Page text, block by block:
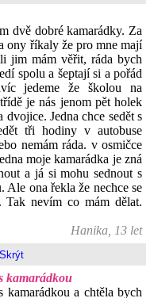
dvě dobré kamarádky. Za
ony říkaly že pro mne mají
jim mám věřit, ráda bych
spolu a šeptají si a pořád
jedeme že školou na
je nás jenom pět holek
Jedna chce sedět s
tři hodiny v autobuse
nemám ráda. v osmičce
moje kamarádka je zná
a já si mohu sednout s
Ale ona řekla že nechce se
Tak nevím co mám dělat.
Hanika, 13 let
kamarádkou
a chtěla bych